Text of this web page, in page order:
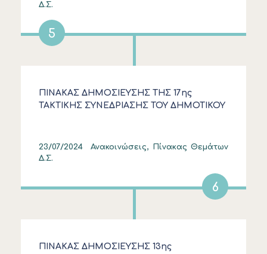
Δ.Σ.
5
ΠΙΝΑΚΑΣ ΔΗΜΟΣΙΕΥΣΗΣ ΤΗΣ 17ης
ΤΑΚΤΙΚΗΣ ΣΥΝΕΔΡΙΑΣΗΣ ΤΟΥ ΔΗΜΟΤΙΚΟΥ
23/07/2024 Ανακοινώσεις, Πίνακας Θεμάτων
Δ.Σ.
6
ΠΙΝΑΚΑΣ ΔΗΜΟΣΙΕΥΣΗΣ 13ης